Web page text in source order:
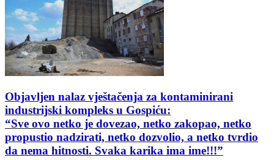
Objavljen nalaz vještačenja za kontaminirani
industrijski kompleks u Gospiću:
“Sve ovo netko je dovezao, netko zakopao, netko
propustio nadzirati, netko dozvolio, a netko tvrdio
da nema hitnosti. Svaka karika ima ime!!!”